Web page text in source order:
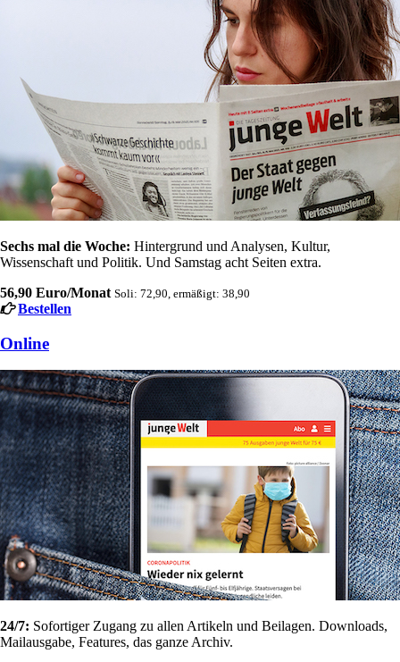
Sechs mal die Woche: Hintergrund und Analysen, Kultur,
Wissenschaft und Politik. Und Samstag acht Seiten extra.
56,90 Euro/Monat Soli: 72,90, ermäßigt: 38,90
Bestellen
Online
24/7: Sofortiger Zugang zu allen Artikeln und Beilagen. Downloads,
Mailausgabe, Features, das ganze Archiv.